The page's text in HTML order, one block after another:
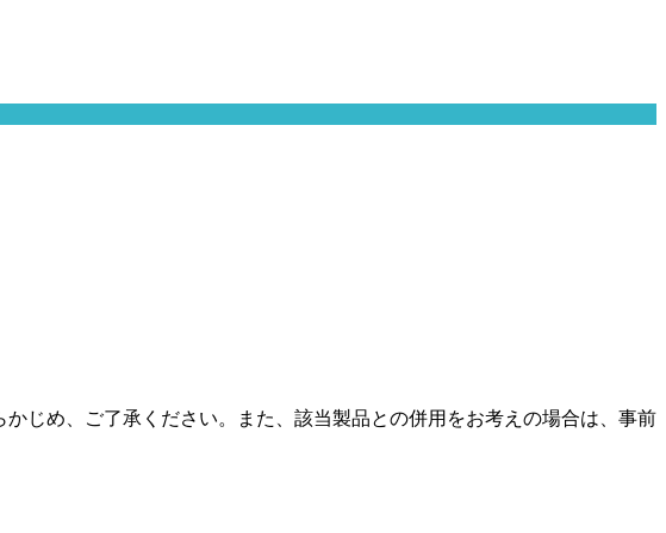
じめ、ご了承ください。また、該当製品との併用をお考えの場合は、事前